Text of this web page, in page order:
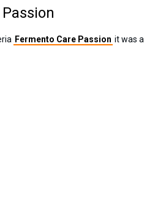
Fermento Care Passion it was a